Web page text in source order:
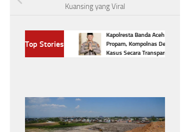
Kuansing yang Viral
Top Stories
Herry IP
Kapolresta Banda Aceh Diperiksa
Propam, Kompolnas Desak Polri Buka
Kasus Secara Transparan